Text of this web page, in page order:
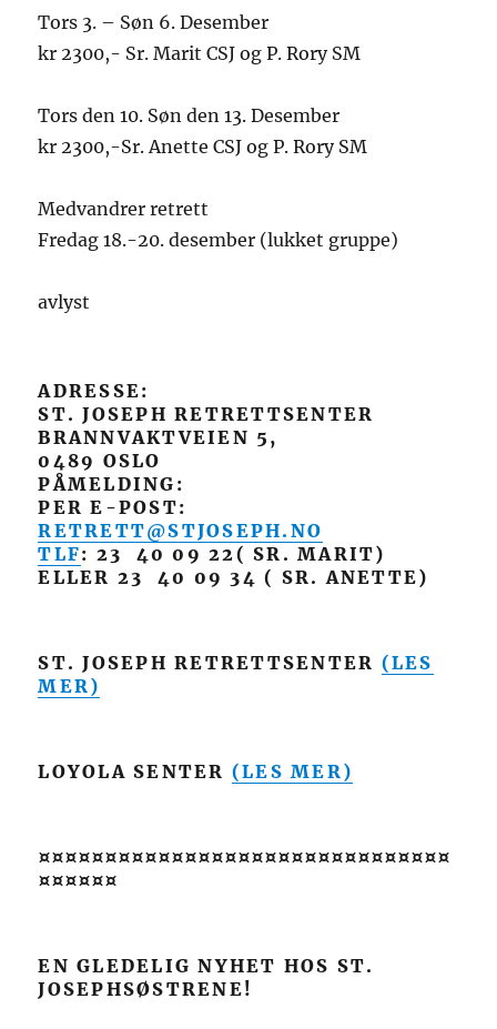
Tors 3. – Søn 6. Desember
kr 2300,- Sr. Marit CSJ og P. Rory SM
Tors den 10. Søn den 13. Desember
kr 2300,-Sr. Anette CSJ og P. Rory SM
Medvandrer retrett
Fredag 18.-20. desember (lukket gruppe)
avlyst
ADRESSE:
ST. JOSEPH RETRETTSENTER
BRANNVAKTVEIEN 5,
0489 OSLO
PÅMELDING:
PER E-POST:
RETRETT@STJOSEPH.NO
TLF: 23 40 09 22( SR. MARIT)
ELLER 23 40 09 34 ( SR. ANETTE)
ST. JOSEPH RETRETTSENTER (LES
MER)
LOYOLA SENTER (LES MER)
¤¤¤¤¤¤¤¤¤¤¤¤¤¤¤¤¤¤¤¤¤¤¤¤¤¤¤¤¤¤¤
¤¤¤¤¤¤
EN GLEDELIG NYHET HOS ST.
JOSEPHSØSTRENE!